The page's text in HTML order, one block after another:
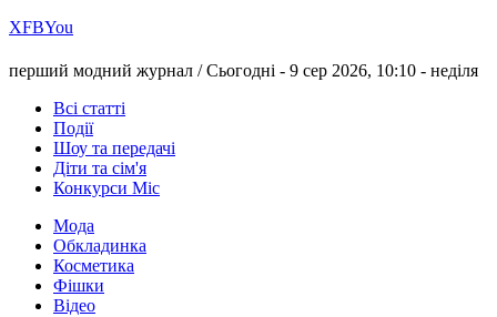
ХFBYou
перший модний журнал /Сьогодні - 9 сер 2026, 10:10 - неділя
Всі статті
Події
Шоу та передачі
Діти та сім'я
Конкурси Міс
Мода
Обкладинка
Косметика
Фішки
Відео